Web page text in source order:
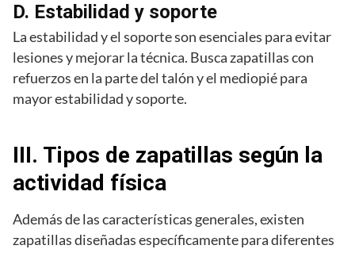
D. Estabilidad y soporte
La estabilidad y el soporte son esenciales para evitar
lesiones y mejorar la técnica. Busca zapatillas con
refuerzos en la parte del talón y el mediopié para
mayor estabilidad y soporte.
III. Tipos de zapatillas según la
actividad física
Además de las características generales, existen
zapatillas diseñadas específicamente para diferentes